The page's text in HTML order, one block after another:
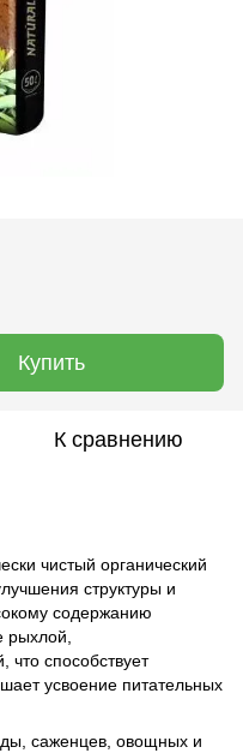
Купить
К сравнению
чистый органический
структуры и
содержанию
рыхлой,
что способствует
усвоение питательных
саженцев, овощных и